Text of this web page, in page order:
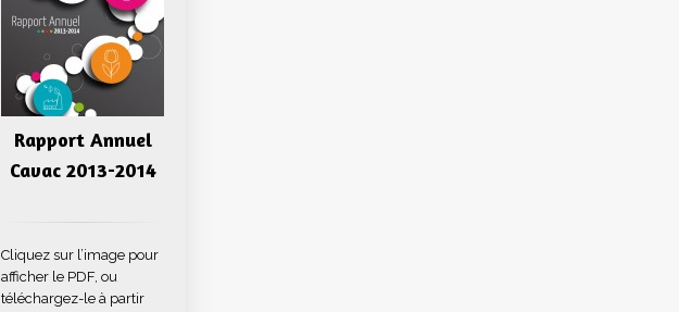
Rapport Annuel
Cavac 2013-2014
Cliquez sur l’image pour
afficher le PDF, ou
téléchargez-le à partir